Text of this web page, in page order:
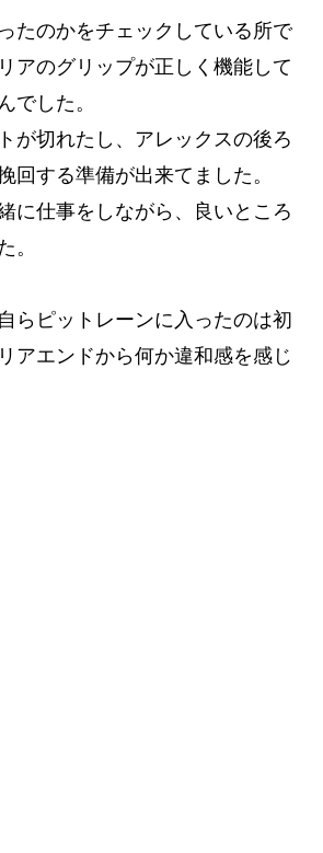
たのかをチェックしている所で
アのグリップが正しく機能して
でした。
が切れたし、アレックスの後ろ
回する準備が出来てました。
に仕事をしながら、良いところ
。
らピットレーンに入ったのは初
アエンドから何か違和感を感じ